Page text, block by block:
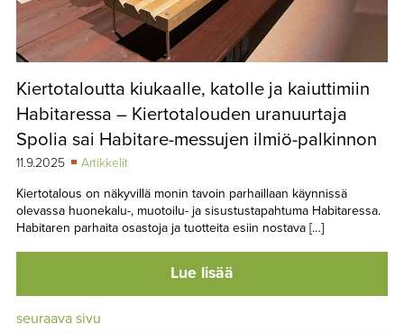
Kiertotaloutta kiukaalle, katolle ja kaiuttimiin
Habitaressa – Kiertotalouden uranuurtaja
Spolia sai Habitare-messujen ilmiö-palkinnon
11.9.2025
Artikkelit
Kiertotalous on näkyvillä monin tavoin parhaillaan käynnissä
olevassa huonekalu-, muotoilu- ja sisustustapahtuma Habitaressa.
Habitaren parhaita osastoja ja tuotteita esiin nostava […]
Lue lisää
seuraava sivu